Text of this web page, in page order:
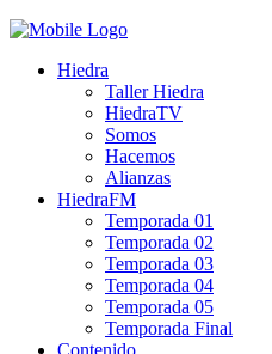
Hiedra
Taller Hiedra
HiedraTV
Somos
Hacemos
Alianzas
HiedraFM
Temporada 01
Temporada 02
Temporada 03
Temporada 04
Temporada 05
Temporada Final
Contenido